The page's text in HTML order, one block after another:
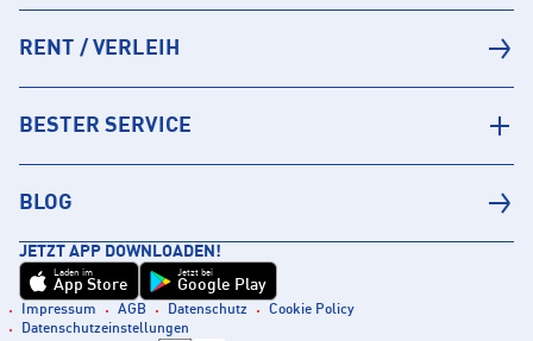
RENT / VERLEIH
BESTER SERVICE
BLOG
JETZT APP DOWNLOADEN!
Laden im
App Store
Jetzt bei
Google Play
Impressum AGB Datenschutz
Cookie Policy
Datenschutzeinstellungen